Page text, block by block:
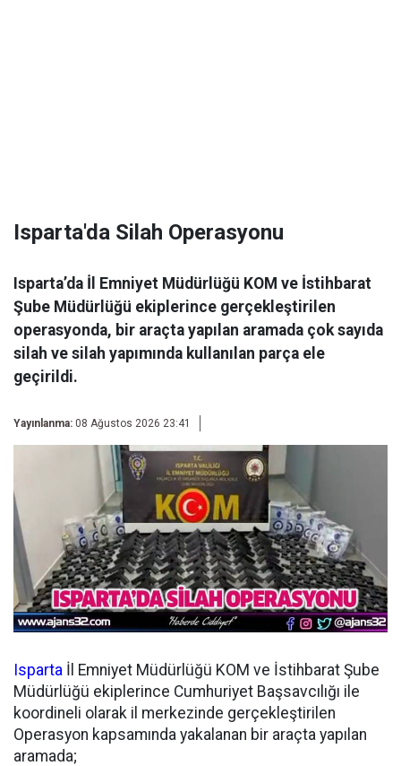
Isparta'da Silah Operasyonu
Isparta’da İl Emniyet Müdürlüğü KOM ve İstihbarat
Şube Müdürlüğü ekiplerince gerçekleştirilen
operasyonda, bir araçta yapılan aramada çok sayıda
silah ve silah yapımında kullanılan parça ele
geçirildi.
Yayınlanma: 08 Ağustos 2026 23:41
Isparta İl Emniyet Müdürlüğü KOM ve İstihbarat Şube
Müdürlüğü ekiplerince Cumhuriyet Başsavcılığı ile
koordineli olarak il merkezinde gerçekleştirilen
Operasyon kapsamında yakalanan bir araçta yapılan
aramada;